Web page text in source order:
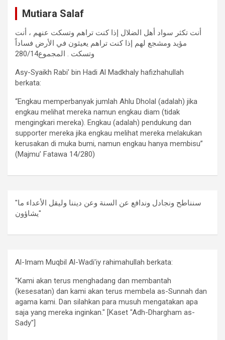
Mutiara Salaf
أنت تكثر سواد أهل الضلال إذا كنت تراهم وتسكت عنهم ، أنت
مؤيد ومشجع لهم إذا كنت تراهم يعيثون في الأرض فساداً
وتسكت . المجموع280/14
Asy-Syaikh Rabi’ bin Hadi Al Madkhaly hafizhahullah
berkata:
“Engkau memperbanyak jumlah Ahlu Dholal (adalah) jika
engkau melihat mereka namun engkau diam (tidak
mengingkari mereka). Engkau (adalah) pendukung dan
supporter mereka jika engkau melihat mereka melakukan
kerusakan di muka bumi, namun engkau hanya membisu”
(Majmu’ Fatawa 14/280)
"سنناطح ونجادل وندافع عن السنة وعن ديننا وليقل الأعداء ما
يشاؤون"
Al-Imam Muqbil Al-Wadi'iy rahimahullah berkata:
"Kami akan terus menghadang dan membantah
(kesesatan) dan kami akan terus membela as-Sunnah dan
agama kami. Dan silahkan para musuh mengatakan apa
saja yang mereka inginkan." [Kaset "Adh-Dhargham as-
Sady"]